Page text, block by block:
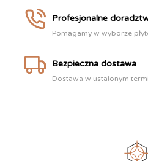
Profesjonalne
Pomagamy w wyborze
Bezpieczna dostawa
Dostawa w ustalonym